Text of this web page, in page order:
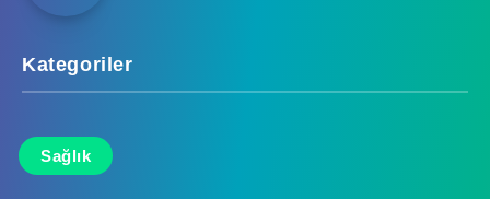
Kategoriler
Sağlık